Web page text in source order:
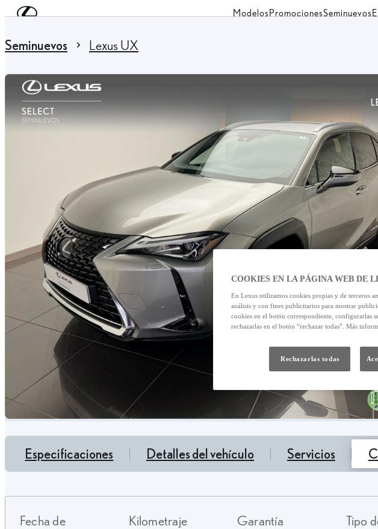
Skip to Main Content ModelosPromocionesSeminuevos
Seminuevos Lexus UX
Especificaciones Detalles del vehículo Servicios
Fecha de
Kilometraje
Garantía
Tipo
COOKIES EN LA PÁGINA WEB DE
En Lexus utilizamos cookies propias y de terceros
análisis y con fines publicitarios para mostrar
cookies en el botón correspondiente, configurarlas
rechazarlas en el botón “rechazar todas”. Más
Rechazarlas todas